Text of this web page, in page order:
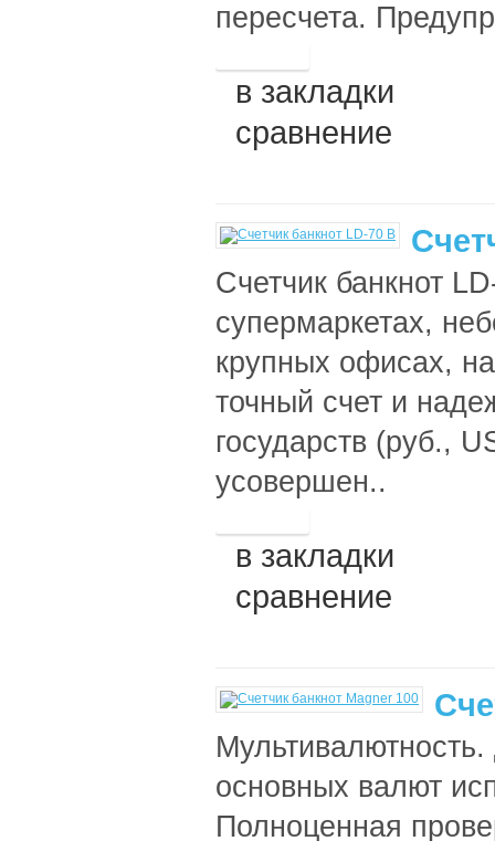
пересчета.
в закладки
сравнение
Счетчик банкнот
супермаркетах,
крупных офисах,
точный счет и
государств (руб.,
усовершен..
в закладки
сравнение
основных валют
Полноценная